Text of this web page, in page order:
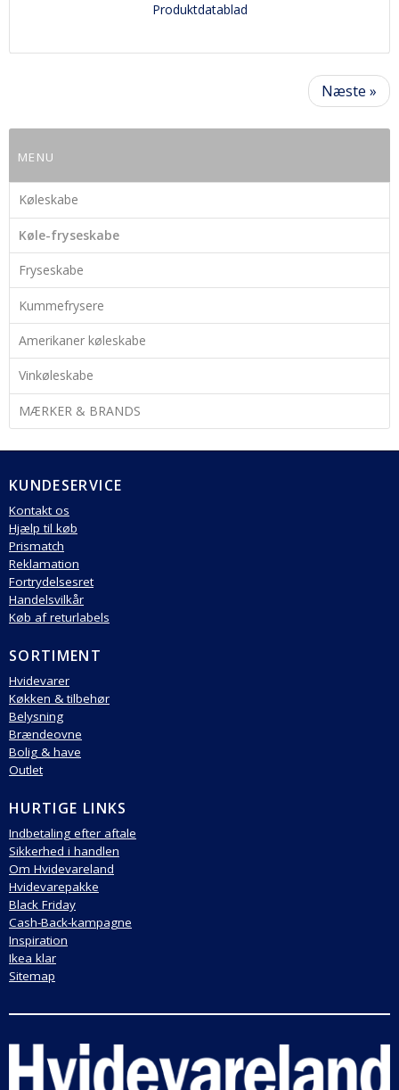
Produktdatablad
Næste »
MENU
Køleskabe
Køle-fryseskabe
Fryseskabe
Kummefrysere
Amerikaner køleskabe
Vinkøleskabe
MÆRKER & BRANDS
KUNDESERVICE
Kontakt os
Hjælp til køb
Prismatch
Reklamation
Fortrydelsesret
Handelsvilkår
Køb af returlabels
SORTIMENT
Hvidevarer
Køkken & tilbehør
Belysning
Brændeovne
Bolig & have
Outlet
HURTIGE LINKS
Indbetaling efter aftale
Sikkerhed i handlen
Om Hvidevareland
Hvidevarepakke
Black Friday
Cash-Back-kampagne
Inspiration
Ikea klar
Sitemap